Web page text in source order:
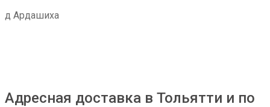
д Ардашиха
Адресная доставка в Тольятти и по